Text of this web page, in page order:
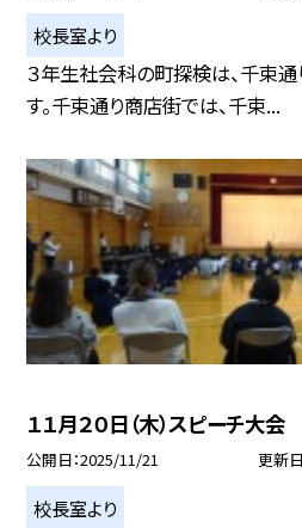
校長室より
３年生社会科の町探検は、千束
す。千束通り商店街では、千束...
１１月２０日（木）スピーチ大会
公開日 2025/11/21 更新日
校長室より